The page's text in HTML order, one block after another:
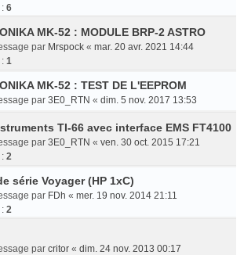
6
MK-52 : MODULE BRP-2 ASTRO
par Mrspock « mar. 20 avr. 2021 14:44
1
MK-52 : TEST DE L'EEPROM
par 3E0_RTN « dim. 5 nov. 2017 13:53
TI-66 avec interface EMS FT4100
par 3E0_RTN « ven. 30 oct. 2015 17:21
2
série Voyager (HP 1xC)
par FDh « mer. 19 nov. 2014 21:11
2
par critor « dim. 24 nov. 2013 00:17